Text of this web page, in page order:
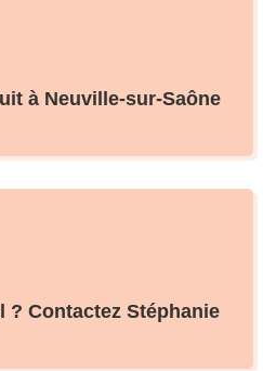
à Neuville-sur-Saône
? Contactez Stéphanie